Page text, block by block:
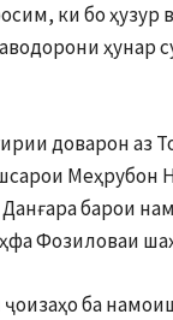
ки бо
доварон аз
Меҳрубон
барои
Фозиловаи
ба